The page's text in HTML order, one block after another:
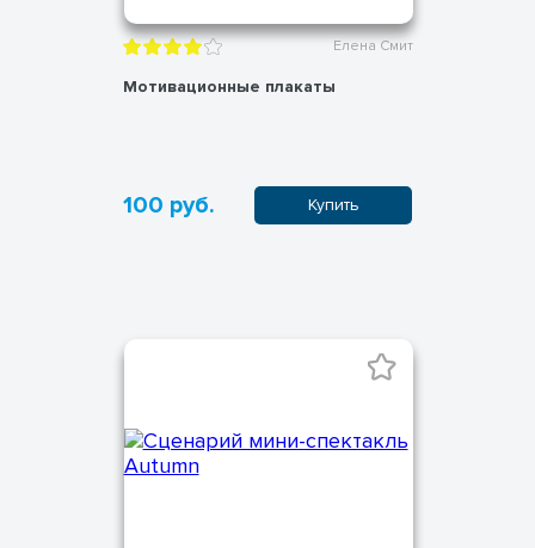
Елена Смит
Мотивационные плакаты
100 руб. Купить